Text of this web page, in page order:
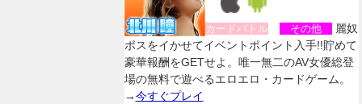
カードバトル その他
麗奴
ボスをイかせてイベントポイント入手!!貯めて
豪華報酬をGETせよ。唯一無二のAV女優総登
場の無料で遊べるエロエロ・カードゲーム。
→今すぐプレイ